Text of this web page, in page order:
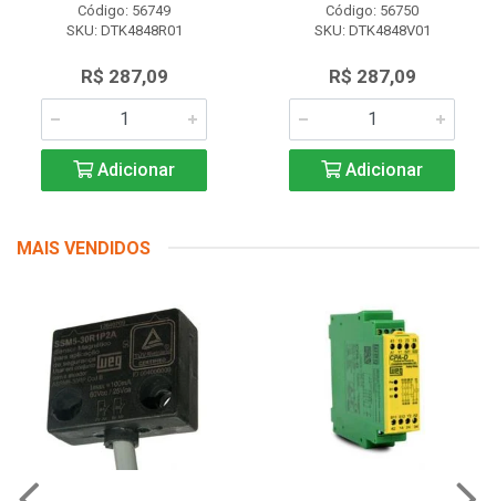
Código: 56749
SKU: DTK4848R01
R$ 287,09
Adicionar
Código: 56750
SKU: DTK4848V01
R$ 287,09
Adicionar
MAIS VENDIDOS